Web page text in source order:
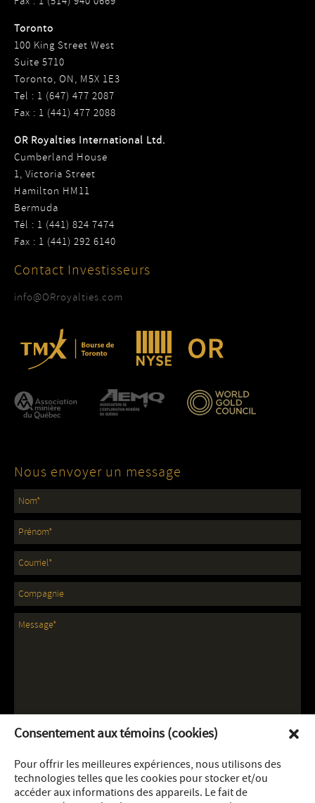
Consentement aux témoins (cookies)
Pour offrir les meilleures expériences, nous utilisons des
technologies telles que les cookies pour stocker et/ou
accéder aux informations des appareils. Le fait de
Toronto
100 King Street West
Suite 5710
Toronto, ON, M5X 1E3
Tel : 1 (647) 477 2087
Fax : 1 (441) 477 2088
OR Royalties International Ltd.
Cumberland House
1, Victoria Street
Hamilton HM11
Bermuda
Tél : 1 (441) 824 7474
Fax : 1 (441) 292 6140
Contact Investisseurs
info@ORroyalties.com
Nous envoyer un message